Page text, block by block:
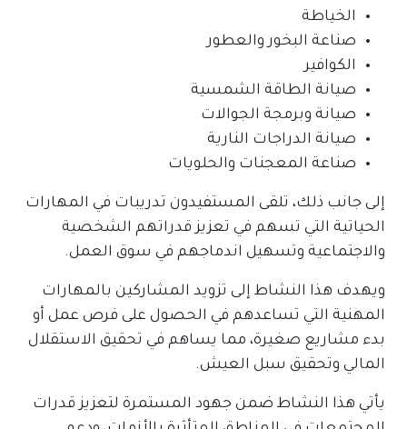
الخياطة
صناعة البخور والعطور
الكوافير
صيانة الطاقة الشمسية
صيانة وبرمجة الجوالات
صيانة الدراجات النارية
صناعة المعجنات والحلويات
إلى جانب ذلك، تلقى المستفيدون تدريبات في المهارات
الحياتية التي تسهم في تعزيز قدراتهم الشخصية
والاجتماعية وتسهيل اندماجهم في سوق العمل.
ويهدف هذا النشاط إلى تزويد المشاركين بالمهارات
المهنية التي تساعدهم في الحصول على فرص عمل أو
بدء مشاريع صغيرة، مما يساهم في تحقيق الاستقلال
المالي وتحقيق سبل العيش.
يأتي هذا النشاط ضمن جهود المستمرة لتعزيز قدرات